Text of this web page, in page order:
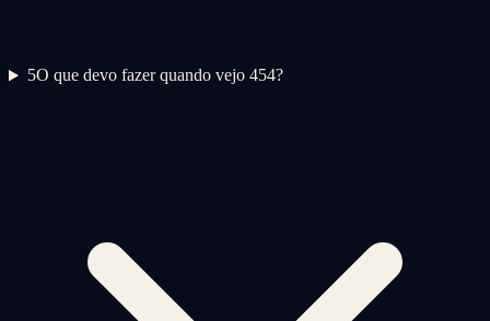
5O que devo fazer quando vejo 454?